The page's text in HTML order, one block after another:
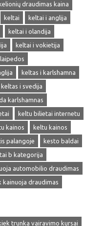
kelionių draudimas kaina
keltai
keltai i anglija
keltai i olandija
keltai i vokietija
keltas i karlshamna
keltas i svedija
karlshamnas
keltu bilietai internetu
kainos
keltu kainos
palangoje
kesto baldai
b kategorija
automobilio draudimas
kainuoja draudimas
trunka vairavimo kursai